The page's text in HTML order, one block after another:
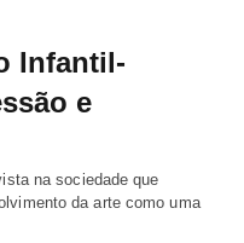
Infantil-
e
na sociedade que
da arte como uma